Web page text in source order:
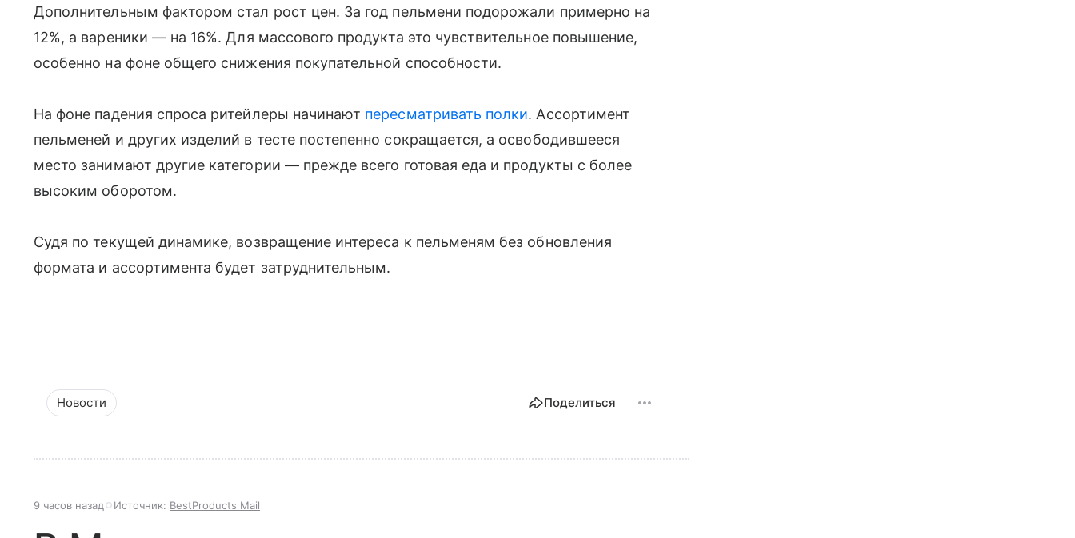
Дополнительным фактором стал рост цен. За год пельмени подорожали примерно на
12%, а вареники — на 16%. Для массового продукта это чувствительное повышение,
особенно на фоне общего снижения покупательной способности.
На фоне падения спроса ритейлеры начинают пересматривать полки. Ассортимент
пельменей и других изделий в тесте постепенно сокращается, а освободившееся
место занимают другие категории — прежде всего готовая еда и продукты с более
высоким оборотом.
Судя по текущей динамике, возвращение интереса к пельменям без обновления
формата и ассортимента будет затруднительным.
Новости Поделиться
9 часов назад Источник: BestProducts Mail